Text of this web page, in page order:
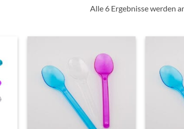
Alle 6 Ergebnisse werden